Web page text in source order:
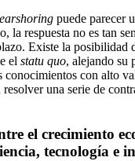
puede parecer
la respuesta no es tan
Existe la posibilidad
el statu quo, alejando su
conocimientos con alto
una serie de
el crecimiento
tecnología e